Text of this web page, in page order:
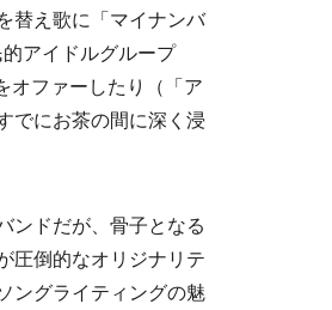
替え歌に「マイナンバ
アイドルグループ
オファーしたり（「ア
でにお茶の間に深く浸
ンドだが、骨子となる
圧倒的なオリジナリテ
ングライティングの魅